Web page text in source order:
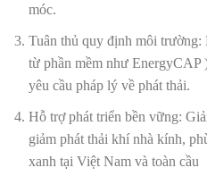
móc.
Tuân thủ quy định môi trường:
từ phần mềm như EnergyCAP
yêu cầu pháp lý về phát thải.
Hỗ trợ phát triển bền vững:
giảm phát thải khí nhà kính,
xanh tại Việt Nam và toàn cầu